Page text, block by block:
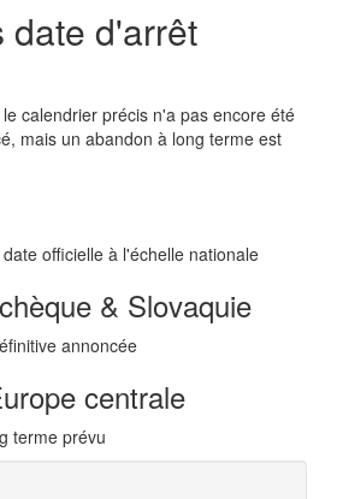
date d'arrêt
calendrier précis n'a pas encore été
mais un abandon à long terme est
officielle à l'échelle nationale
& Slovaquie
annoncée
centrale
terme prévu